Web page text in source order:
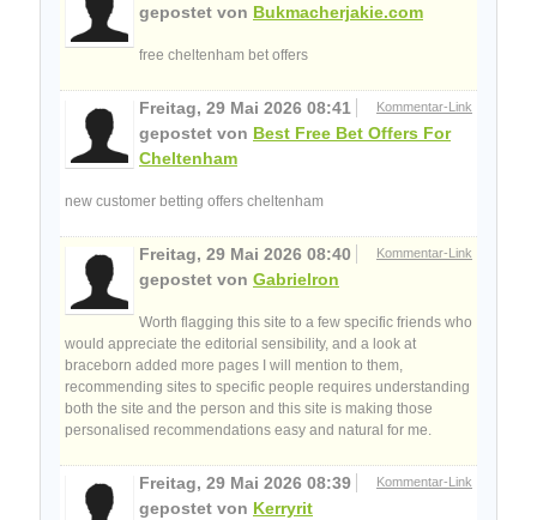
gepostet von Bukmacherjakie.com
free cheltenham bet offers​
Kommentar-Link
Freitag, 29 Mai 2026 08:41
gepostet von Best Free Bet Offers For
Cheltenham​
new customer betting offers cheltenham​
Kommentar-Link
Freitag, 29 Mai 2026 08:40
gepostet von Gabrielron
Worth flagging this site to a few specific friends who
would appreciate the editorial sensibility, and a look at
braceborn added more pages I will mention to them,
recommending sites to specific people requires understanding
both the site and the person and this site is making those
personalised recommendations easy and natural for me.
Kommentar-Link
Freitag, 29 Mai 2026 08:39
gepostet von Kerryrit